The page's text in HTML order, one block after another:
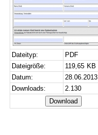
Dateityp:
PDF
Dateigröße:
119,65 KB
Datum:
28.06.2013
Downloads:
2.130